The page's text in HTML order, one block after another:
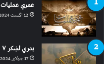
عمري عملیات
12 اگست 2024
بدري لښکر ۷
17 جولای 2024